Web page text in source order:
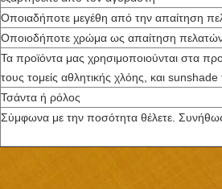
Οποιαδήποτε μεγέθη από την απαίτηση
Οποιοδήποτε χρώμα ως απαίτηση
Τα προϊόντα μας χρησιμοποιούνται στα
τους τομείς αθλητικής χλόης, και sunshade
Τσάντα ή ρόλος
Σύμφωνα με την ποσότητα θέλετε.